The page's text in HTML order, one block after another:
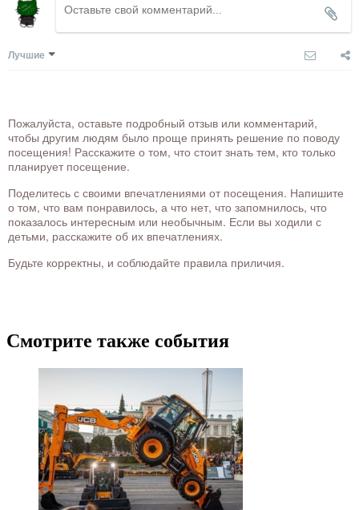
Лучшие
Пожалуйста, оставьте подробный отзыв или комментарий,
чтобы другим людям было проще принять решение по поводу
посещения! Расскажите о том, что стоит знать тем, кто только
планирует посещение.
Поделитесь с своими впечатлениями от посещения. Напишите
о том, что вам понравилось, а что нет, что запомнилось, что
показалось интересным или необычным. Если вы ходили с
детьми, расскажите об их впечатлениях.
Будьте корректны, и соблюдайте правила приличия.
Смотрите также события